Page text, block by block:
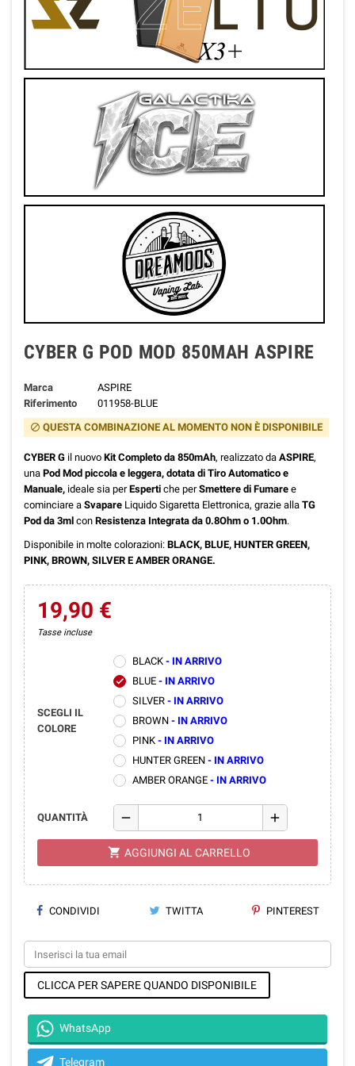
CYBER G POD MOD 850MAH ASPIRE
Marca
ASPIRE
Riferimento
011958-BLUE
block QUESTA COMBINAZIONE AL MOMENTO NON È DISPONIBILE
CYBER G il nuovo Kit Completo da 850mAh, realizzato da ASPIRE,
una Pod Mod piccola e leggera, dotata di Tiro Automatico e
Manuale, ideale sia perEsperti che perSmettere di Fumare e
cominciare a Svapare Liquido Sigaretta Elettronica, grazie alla TG
Pod da 3ml con Resistenza Integrata da 0.8Ohm o 1.0Ohm.
Disponibile in molte colorazioni: BLACK, BLUE, HUNTER GREEN,
PINK, BROWN, SILVER E AMBER ORANGE.
19,90 €
Tasse incluse
SCEGLI IL
COLORE
BLACK- IN ARRIVO
check BLUE- IN ARRIVO
SILVER- IN ARRIVO
BROWN- IN ARRIVO
PINK- IN ARRIVO
HUNTER GREEN- IN ARRIVO
AMBER ORANGE- IN ARRIVO
QUANTITÀ remove add
shopping_cart AGGIUNGI AL CARRELLO
CONDIVIDI TWITTA PINTEREST
CLICCA PER SAPERE QUANDO DISPONIBILE
WhatsApp
Telegram